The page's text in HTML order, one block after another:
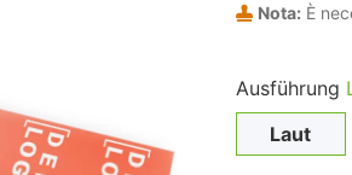
Nota: È
Ausführung
Laut